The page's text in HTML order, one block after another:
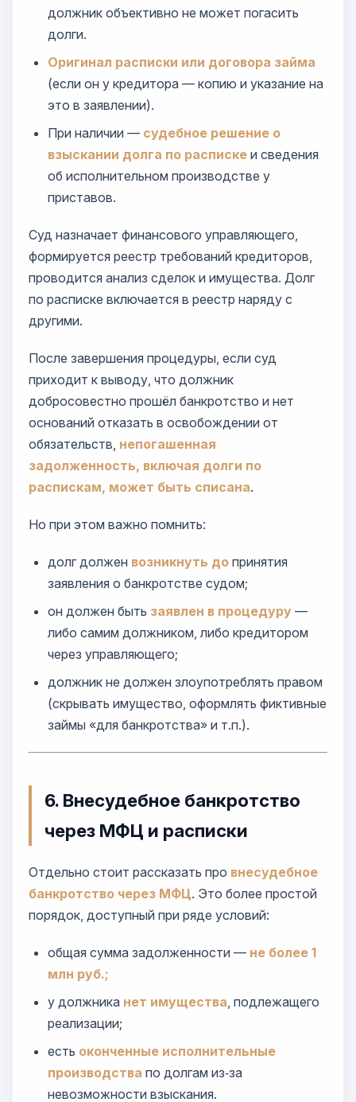
должник объективно не может погасить
долги.
Оригинал расписки или договора займа
(если он у кредитора — копию и указание на
это в заявлении).
При наличии — судебное решение о
взыскании долга по расписке и сведения
об исполнительном производстве у
приставов.
Суд назначает финансового управляющего,
формируется реестр требований кредиторов,
проводится анализ сделок и имущества. Долг
по расписке включается в реестр наряду с
другими.
После завершения процедуры, если суд
приходит к выводу, что должник
добросовестно прошёл банкротство и нет
оснований отказать в освобождении от
обязательств, непогашенная
задолженность, включая долги по
распискам, может быть списана.
Но при этом важно помнить:
долг должен возникнуть до принятия
заявления о банкротстве судом;
он должен быть заявлен в процедуру —
либо самим должником, либо кредитором
через управляющего;
должник не должен злоупотреблять правом
(скрывать имущество, оформлять фиктивные
займы «для банкротства» и т.п.).
6. Внесудебное банкротство
через МФЦ и расписки
Отдельно стоит рассказать про внесудебное
банкротство через МФЦ. Это более простой
порядок, доступный при ряде условий:
общая сумма задолженности — не более 1
млн руб.;
у должника нет имущества, подлежащего
реализации;
есть оконченные исполнительные
производства по долгам из‑за
невозможности взыскания.